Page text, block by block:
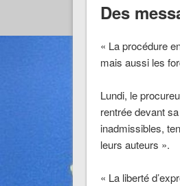
Des
« La procédure
mais aussi les
Lundi, le
rentrée devant
inadmissibles,
leurs auteurs ».
« La liberté